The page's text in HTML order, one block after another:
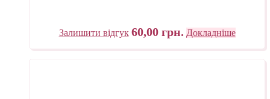
Залишити відгук 60,00 грн. Докладніше